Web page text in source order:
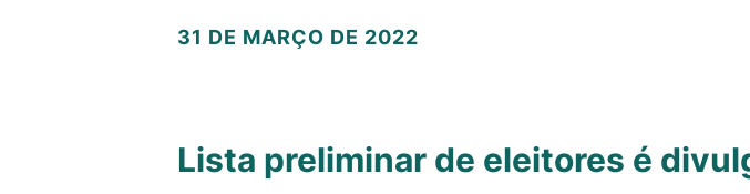
31 DE MARÇO DE 2022
Lista preliminar de eleitores é